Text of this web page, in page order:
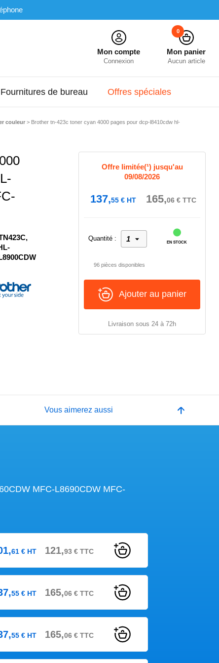
Mon compte
Connexion
Mon panier
Aucun article
0
Fournitures de bureau Offres spéciales
couleur> Brother tn-423c toner cyan 4000 pages pour dcp-l8410cdw hl-
Offre limitée(¹) jusqu'au
09/08/2026
137,55€HT 165,06 € TTC
Quantité :
EN STOCK
96 pièces disponibles
Ajouter au panier
Livraison sous 24 à 72h
Vous aimerez aussi
MFC-L8690CDW MFC-
61€HT 121,93€TTC
55€HT 165,06€TTC
55€HT 165,06€TTC